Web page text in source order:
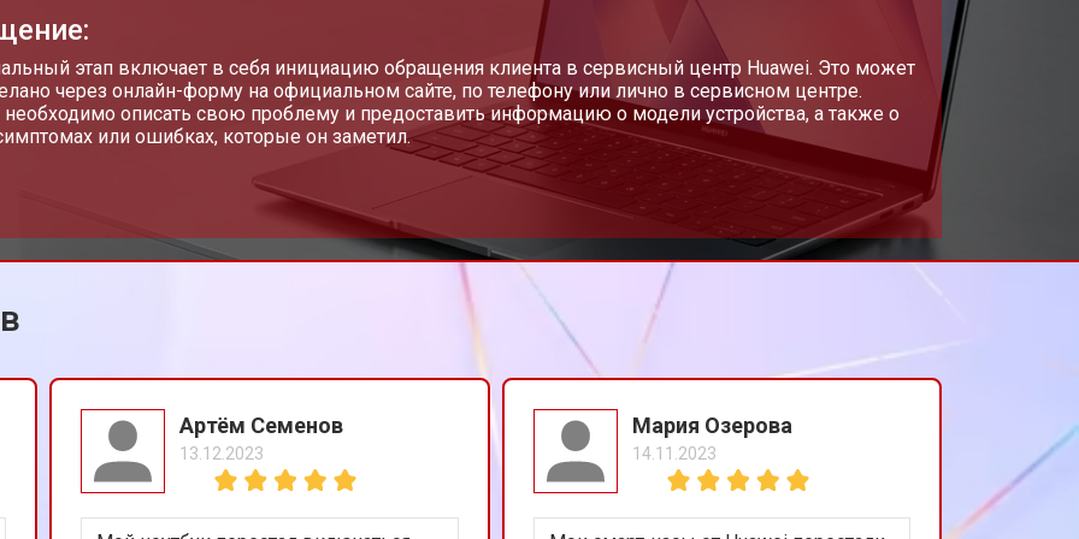
от 110 мин от 3800 ₽ Заказать
от 50 мин от 1500 ₽ Заказать
от 90 мин Заказать
от 1200 ₽
от 50 мин от 2300 ₽ Заказать
этап включает в себя инициацию обращения клиента в сервисный центр Huawei. Это может
через онлайн-форму на официальном сайте, по телефону или лично в сервисном центре.
необходимо описать свою проблему и предоставить информацию о модели устройства, а также о
или ошибках, которые он заметил.
Артём Семенов
13.12.2023
Мария Озерова
14.11.2023